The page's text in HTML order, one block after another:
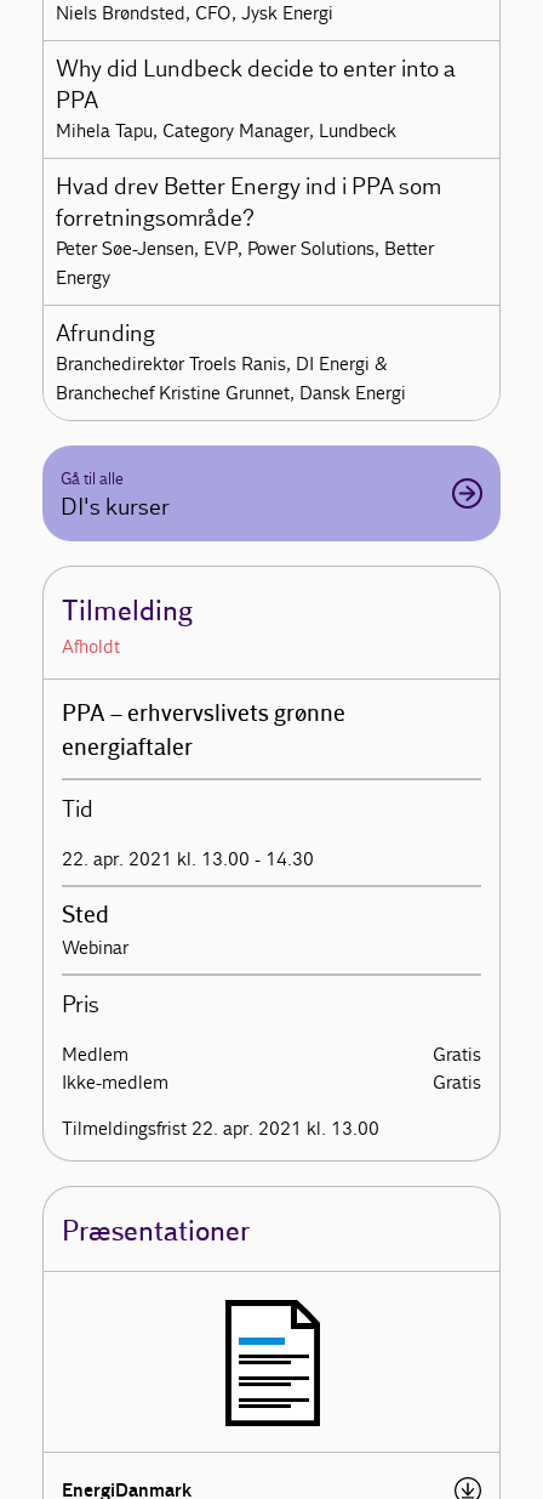
Niels Brøndsted, CFO, Jysk Energi
Why did Lundbeck decide to enter into a
PPA
Mihela Tapu, Category Manager, Lundbeck
Hvad drev Better Energy ind i PPA som
forretningsområde?
Peter Søe-Jensen, EVP, Power Solutions, Better
Energy
Afrunding
Branchedirektør Troels Ranis, DI Energi &
Branchechef Kristine Grunnet, Dansk Energi
Gå til alle
DI's kurser
Tilmelding
Afholdt
PPA – erhvervslivets grønne
energiaftaler
Tid
22. apr. 2021 kl. 13.00 - 14.30
Sted
Webinar
Pris
Medlem
Gratis
Ikke-medlem
Gratis
Tilmeldingsfrist 22. apr. 2021 kl. 13.00
Præsentationer
EnergiDanmark